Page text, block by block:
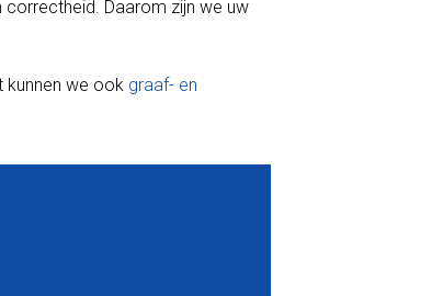
correctheid. Daarom zijn we uw
kunnen we ook graaf- en